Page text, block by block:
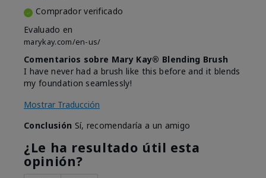
Comprador verificado
Evaluado en
marykay.com/en-us/
Comentarios sobre Mary Kay® Blending Brush
I have never had a brush like this before and it blends
my foundation seamlessly!
Mostrar Traducción
Conclusión Sí, recomendaría a un amigo
¿Le ha resultado útil esta
opinión?